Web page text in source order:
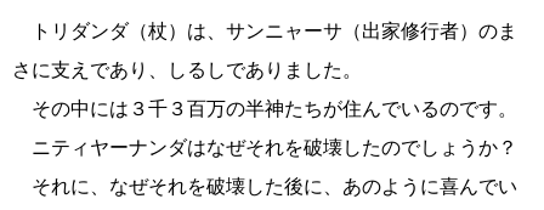
トリダンダ（杖）は、サンニャーサ（出家修行者）のま
さに支えであり、しるしでありました。
その中には３千３百万の半神たちが住んでいるのです。
ニティヤーナンダはなぜそれを破壊したのでしょうか？
それに、なぜそれを破壊した後に、あのように喜んでい